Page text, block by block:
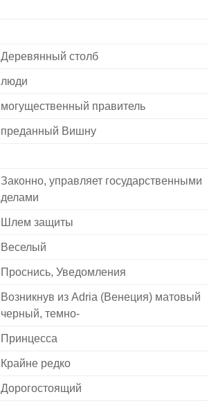
Деревянный столб
люди
могущественный правитель
преданный Вишну
Законно, управляет государственными
делами
Шлем защиты
Веселый
Проснись, Уведомления
Возникнув из Adria (Венеция) матовый
черный, темно-
Принцесса
Крайне редко
Дорогостоящий